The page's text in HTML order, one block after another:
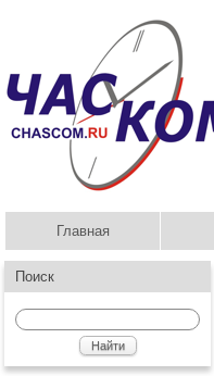
Главная
Поиск